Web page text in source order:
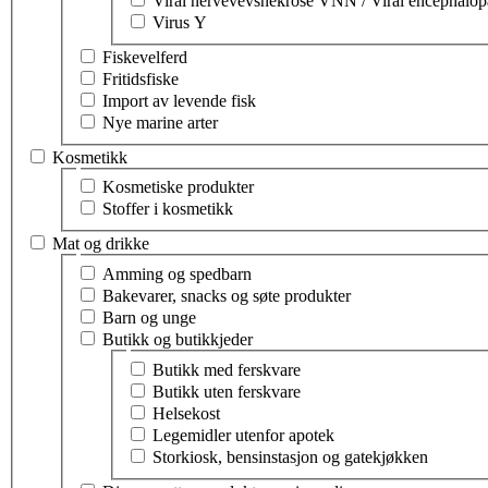
Virus Y
Fiskevelferd
Fritidsfiske
Import av levende fisk
Nye marine arter
Kosmetikk
Velg tema innen kosmetikk
Kosmetiske produkter
Stoffer i kosmetikk
Mat og drikke
Velg tema innen mat og drikke
Amming og spedbarn
Bakevarer, snacks og søte produkter
Barn og unge
Butikk og butikkjeder
Velg tema innen butikk og butikkjeder
Butikk med ferskvare
Butikk uten ferskvare
Helsekost
Legemidler utenfor apotek
Storkiosk, bensinstasjon og gatekjøkken